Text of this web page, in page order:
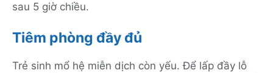
sau 5 giờ chiều.
Tiêm phòng đầy đủ
Trẻ sinh mổ hệ miễn dịch còn yếu. Để lấp đầy lỗ